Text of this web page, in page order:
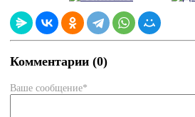
Комментарии (0)
Ваше сообщение*